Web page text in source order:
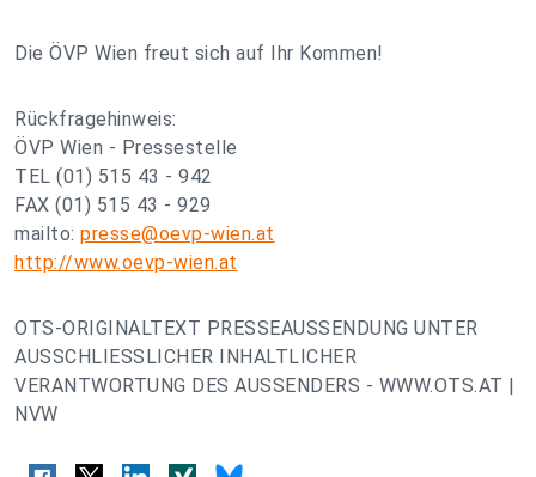
Die ÖVP Wien freut sich auf Ihr Kommen!
Rückfragehinweis:
ÖVP Wien - Pressestelle
TEL (01) 515 43 - 942
FAX (01) 515 43 - 929
mailto: presse@oevp-wien.at
http://www.oevp-wien.at
OTS-ORIGINALTEXT PRESSEAUSSENDUNG UNTER
AUSSCHLIESSLICHER INHALTLICHER
VERANTWORTUNG DES AUSSENDERS - WWW.OTS.AT |
NVW